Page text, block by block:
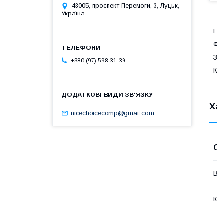
43005, проспект Перемоги, 3, Луцьк,
Україна
+380 (97) 598-31-39
nicechoicecomp@gmail.com